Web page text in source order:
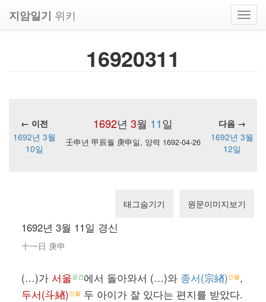
지암일기 위키
16920311
1692년 3월 11일
← 이전
다음 →
1692년 3월
10일
壬申년 甲辰월 庚申일, 양력 1692-04-26
1692년 3월
12일
태그숨기기 원문이미지보기
1692년 3월 11일 경신
十一日 庚申
(…)가 서울공간에서 돌아와서 (…)와 종서(宗緖)인물,
두서(斗緖)인물 두 아이가 잘 있다는 편지를 받았다.